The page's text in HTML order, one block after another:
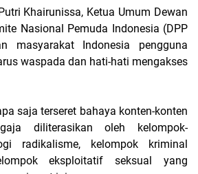
Khairunissa, Ketua Umum Dewan
Nasional Pemuda Indonesia (DPP
masyarakat Indonesia pengguna
waspada dan hati-hati mengakses
saja terseret bahaya konten-konten
diliterasikan oleh kelompok-
radikalisme, kelompok kriminal
eksploitatif seksual yang